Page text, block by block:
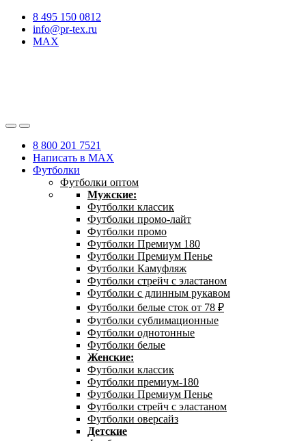
8 495 150 0812
info@pr-tex.ru
MAX
8 800 201 7521
Написать в MAX
Футболки
Футболки оптом
Мужские:
Футболки классик
Футболки промо-лайт
Футболки промо
Футболки Премиум 180
Футболки Премиум Пенье
Футболки Камуфляж
Футболки стрейч с эластаном
Футболки с длинным рукавом
Футболки белые сток от 78 ₽
Футболки сублимационные
Футболки однотонные
Футболки белые
Женские:
Футболки классик
Футболки премиум-180
Футболки Премиум Пенье
Футболки стрейч с эластаном
Футболки оверсайз
Детские